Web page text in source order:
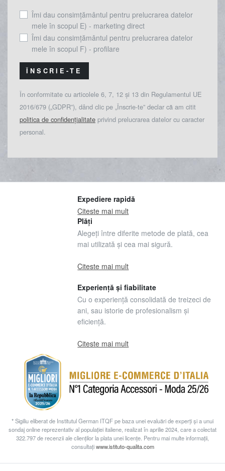
Îmi dau consimțământul pentru prelucrarea datelor
mele în scopul E) - marketing direct
Îmi dau consimțământul pentru prelucrarea datelor
mele în scopul F) - profilare
ÎNSCRIE-TE
În conformitate cu articolele 6, 7, 12 și 13 din Regulamentul UE
2016/679 („GDPR”), dând clic pe „Înscrie-te” declar că am citit
politica de confidențialitate privind prelucrarea datelor cu caracter
personal.
Expediere rapidă
Citeste mai mult
Plăți
Alegeți între diferite metode de plată, cea
mai utilizată și cea mai sigură.
Citeste mai mult
Experiență și fiabilitate
Cu o experiență consolidată de treizeci de
ani, sau istorie de profesionalism și
eficiență.
Citeste mai mult
* Sigiliu eliberat de Institutul German ITQF pe baza unei evaluări de experți și a unui
sondaj online reprezentativ al populației italiene, realizat în aprilie 2024, care a colectat
322.797 de recenzii ale clienților la plata unei licențe. Pentru mai multe informații,
consultațiwww.istituto-qualita.com